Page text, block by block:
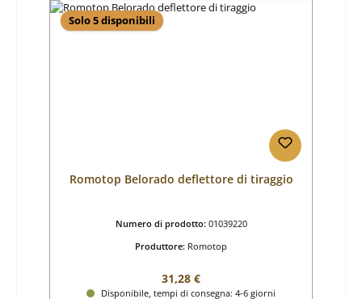
Solo 5 disponibili
Romotop Belorado deflettore di tiraggio
Numero di prodotto: 01039220
Produttore: Romotop
Prezzo normale:
31,28 €
Disponibile, tempi di consegna: 4-6 giorni